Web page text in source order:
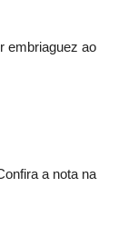
embriaguez ao
a nota na